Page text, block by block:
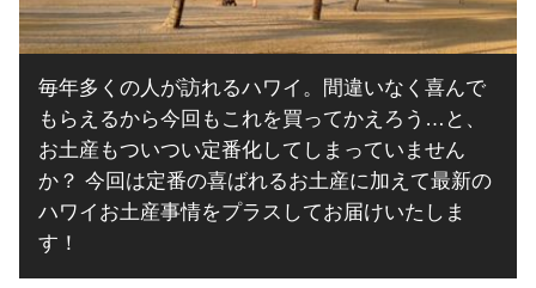
毎年多くの人が訪れるハワイ。間違いなく喜んで
もらえるから今回もこれを買ってかえろう…と、
お土産もついつい定番化してしまっていません
か？ 今回は定番の喜ばれるお土産に加えて最新の
ハワイお土産事情をプラスしてお届けいたしま
す！